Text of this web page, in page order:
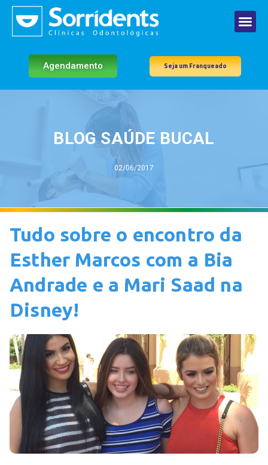
Agendamento Seja um Franqueado
BLOG SAÚDE BUCAL
02/06/2017
Tudo sobre o encontro da
Esther Marcos com a Bia
Andrade e a Mari Saad na
Disney!